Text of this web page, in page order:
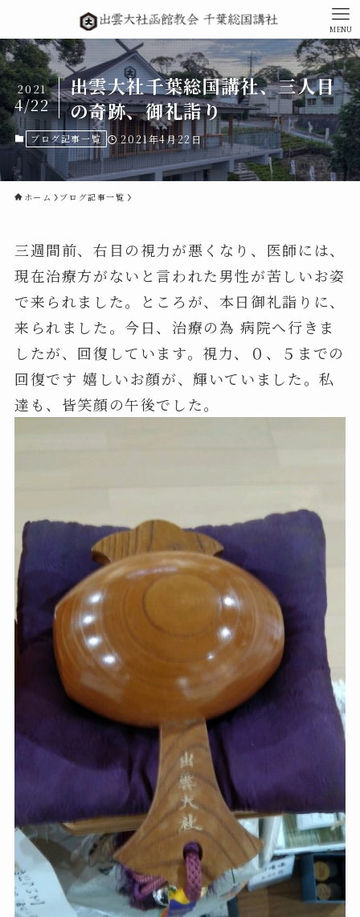
MENU
出雲大社千葉総国講社、三人目
の奇跡、御礼詣り
2021
4/22
ブログ記事一覧 2021年4月22日
ホーム ブログ記事一覧
三週間前、右目の視力が悪くなり、医師には、
現在治療方がないと言われた男性が苦しいお姿
で来られました。ところが、本日御礼詣りに、
来られました。今日、治療の為 病院へ行きま
したが、回復しています。視力、０、５までの
回復です 嬉しいお顔が、輝いていました。私
達も、皆笑顔の午後でした。